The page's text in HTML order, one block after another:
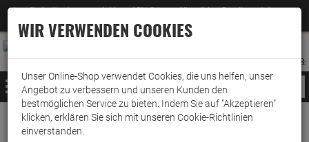
Jetzt für den Newsletter entscheiden und 5% Rabatt auf Ihre nächste Bestellung erhalten
–Zum Newsletter
ANMELDEN
AUFKLAPPEN
MERKZETTEL
WARENKORB:
MENÜ
Weiter einkaufen www.wark24.de Leben & Wohnen
Baumarkt
Grillzubehör
Petromax Feuertopf ft3 (mit Standfüssen)
WIR VERWENDEN COOKIES
Unser Online-Shop verwendet Cookies, die uns helfen, unser
Angebot zu verbessern und unseren Kunden den
bestmöglichen Service zu bieten. Indem Sie auf "Akzeptieren"
klicken, erklären Sie sich mit unseren Cookie-Richtlinien
einverstanden.